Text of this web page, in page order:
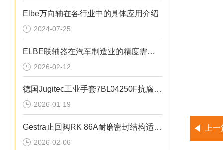
Elbe万向轴在各行业中的具体应用介绍
2024-07-25
ELBE联轴器在汽车制造业的精度需要满足什么要求
2026-02-12
德国Jugitec工业手套7BL04250F抗腐蚀性能讲解
2026-01-19
Gestra止回阀RK 86A耐磨密封结构适配恶劣工况
2026-02-06
上